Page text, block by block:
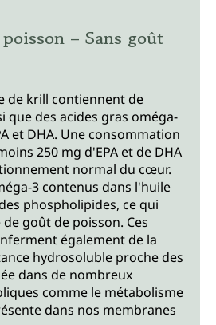
– Sans goût
de krill contiennent de
que des acides gras oméga-
et DHA. Une consommation
250 mg d'EPA et de DHA
normal du cœur.
3 contenus dans l'huile
phospholipides, ce qui
goût de poisson. Ces
également de la
hydrosoluble proche des
dans de nombreux
comme le métabolisme
dans nos membranes